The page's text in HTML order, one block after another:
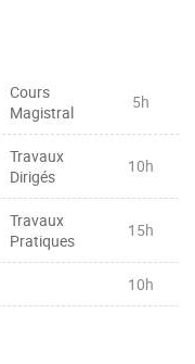
Cours
Magistral
5h
Travaux
Dirigés
10h
Travaux
Pratiques
15h
10h